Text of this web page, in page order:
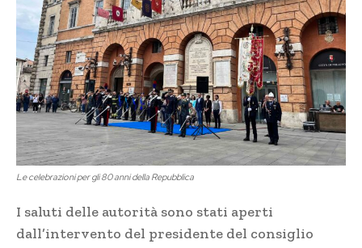
Le celebrazioni per gli 80 anni della Repubblica
I saluti delle autorità sono stati aperti
dall’intervento del presidente del consiglio